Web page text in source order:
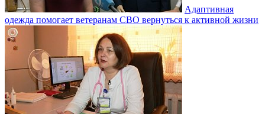
Адаптивная
одежда помогает ветеранам СВО вернуться к активной жизни